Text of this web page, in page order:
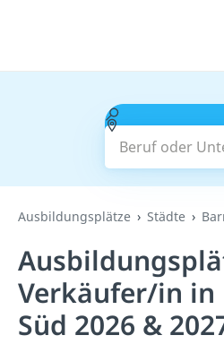
Beruf oder
Ausbildungsplätze Städte
Verkäufer/in in
Süd 2026 &